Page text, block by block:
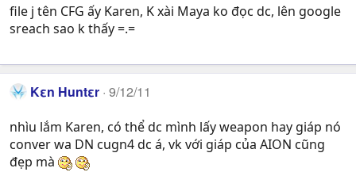
file j tên CFG ấy Karen, K xài Maya ko đọc dc, lên google
sreach sao k thấy =.=
Kεn Huntεr 9/12/11
nhìu lắm Karen, có thể dc mình lấy weapon hay giáp nó
conver wa DN cugn4 dc á, vk với giáp của AION cũng
đẹp mà